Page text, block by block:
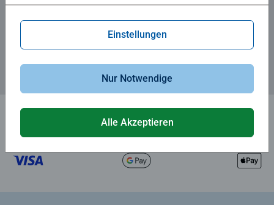
Zum Newsletter anmelden
... und 5 € Gutschein sichern!
Einstellungen
Nur Notwendige
Alle Akzeptieren